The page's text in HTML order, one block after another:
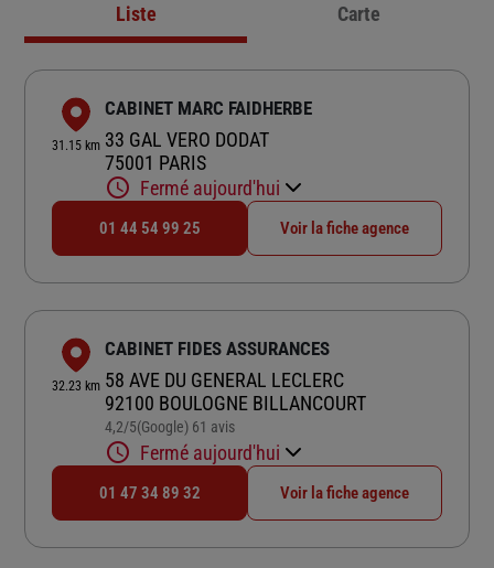
Liste Carte
31.15 km
CABINET MARC FAIDHERBE
33 GAL VERO DODAT
75001 PARIS
Fermé aujourd'hui
01 44 54 99 25 Voir la fiche agence
32.23 km
CABINET FIDES ASSURANCES
58 AVE DU GENERAL LECLERC
92100 BOULOGNE BILLANCOURT
4,2/5Note de 4.2 sur 5
(Google) 61 avis
Fermé aujourd'hui
01 47 34 89 32 Voir la fiche agence